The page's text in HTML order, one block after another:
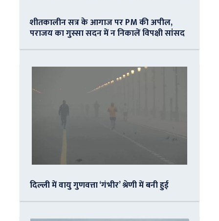
शीतकालीन सत्र के आगाज पर PM की अपील,
पराजय का गुस्सा सदन में न निकालें विपक्षी सांसद
दिल्ली में वायु गुणवत्ता ‘गंभीर’ श्रेणी में बनी हुई